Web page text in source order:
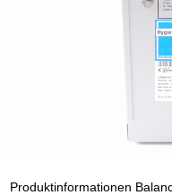
Produktinformationen